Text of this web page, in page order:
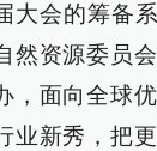
大会的筹备
然资源委员
，面向全球
业新秀，把